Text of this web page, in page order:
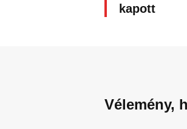
kapott
Vélemény,